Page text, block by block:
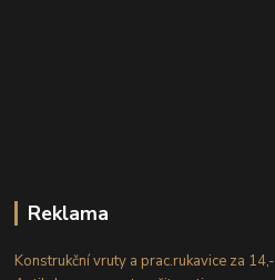
Reklama
Konstrukční vruty a prac.rukavice za 14,-